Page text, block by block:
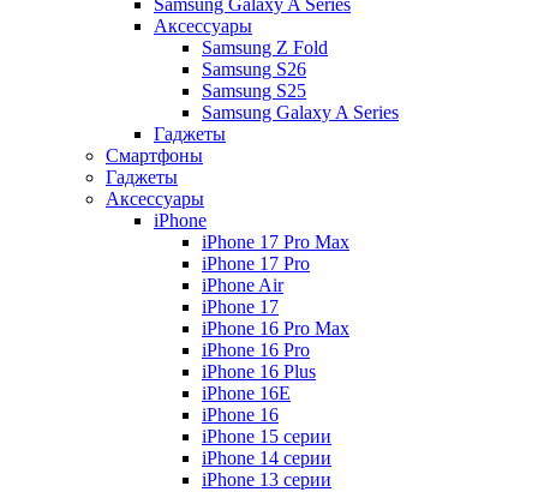
Samsung Galaxy A Series
Аксессуары
Samsung Z Fold
Samsung S26
Samsung S25
Samsung Galaxy A Series
Гаджеты
Смартфоны
Гаджеты
Аксессуары
iPhone
iPhone 17 Pro Max
iPhone 17 Pro
iPhone Air
iPhone 17
iPhone 16 Pro Max
iPhone 16 Pro
iPhone 16 Plus
iPhone 16E
iPhone 16
iPhone 15 серии
iPhone 14 серии
iPhone 13 серии